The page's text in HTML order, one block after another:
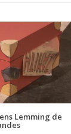
Lemming de